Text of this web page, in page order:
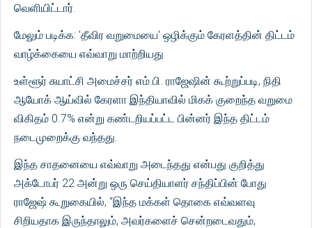
வெளியிட்டார்.
மேலும் படிக்க: 'தீவிர வறுமையை' ஒழிக்கும் கேரளத்தின் திட்டம்
வாழ்க்கையை எவ்வாறு மாற்றியது
உள்ளூர் சுயாட்சி அமைச்சர் எம்.பி. ராஜேஷின் கூற்றுப்படி, நிதி
ஆயோக் ஆய்வில் கேரளா இந்தியாவில் மிகக் குறைந்த வறுமை
விகிதம் 0.7% என்று கண்டறியப்பட்ட பின்னர் இந்த திட்டம்
நடைமுறைக்கு வந்தது.
இந்த சாதனையை எவ்வாறு அடைந்தது என்பது குறித்து
அக்டோபர் 22 அன்று ஒரு செய்தியாளர் சந்திப்பின் போது
ராஜேஷ் கூறுகையில், “இந்த மக்கள் தொகை எவ்வளவு
சிறியதாக இருந்தாலும், அவர்களைச் சென்றடைவதும்,